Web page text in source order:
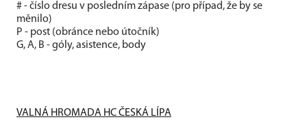
# - číslo dresu v posledním zápase (pro případ, že by se
měnilo)
P - post (obránce nebo útočník)
G, A, B - góly, asistence, body
VALNÁ HROMADA HC ČESKÁ LÍPA